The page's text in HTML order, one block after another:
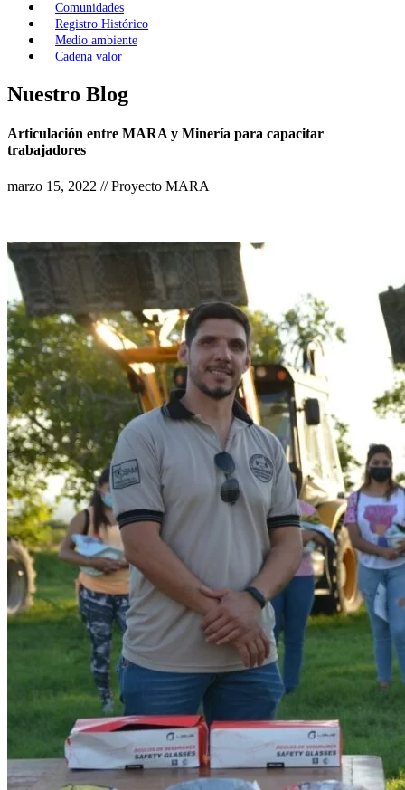
Comunidades
Registro Histórico
Medio ambiente
Cadena valor
Nuestro Blog
Articulación entre MARA y Minería para capacitar
trabajadores
marzo 15, 2022 // Proyecto MARA